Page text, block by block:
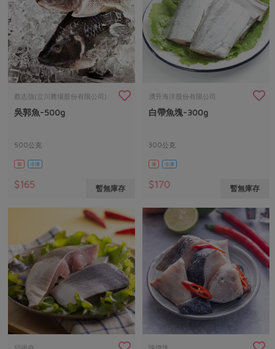
蔡志強(立川農場股份有限公司)
吳郭魚-500g
500公克
葷 冷凍
$165 暫無庫存
湧升海洋股份有限公司
白帶魚塊-300g
300公克
葷 冷凍
$170 暫無庫存